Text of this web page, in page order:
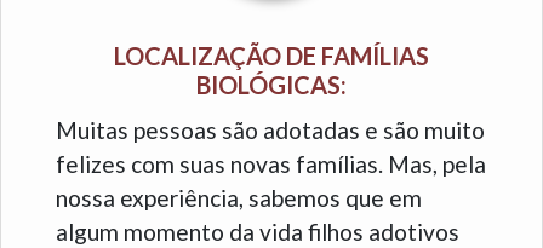
LOCALIZAÇÃO DE FAMÍLIAS
BIOLÓGICAS:
Muitas pessoas são adotadas e são muito
felizes com suas novas famílias. Mas, pela
nossa experiência, sabemos que em
algum momento da vida filhos adotivos